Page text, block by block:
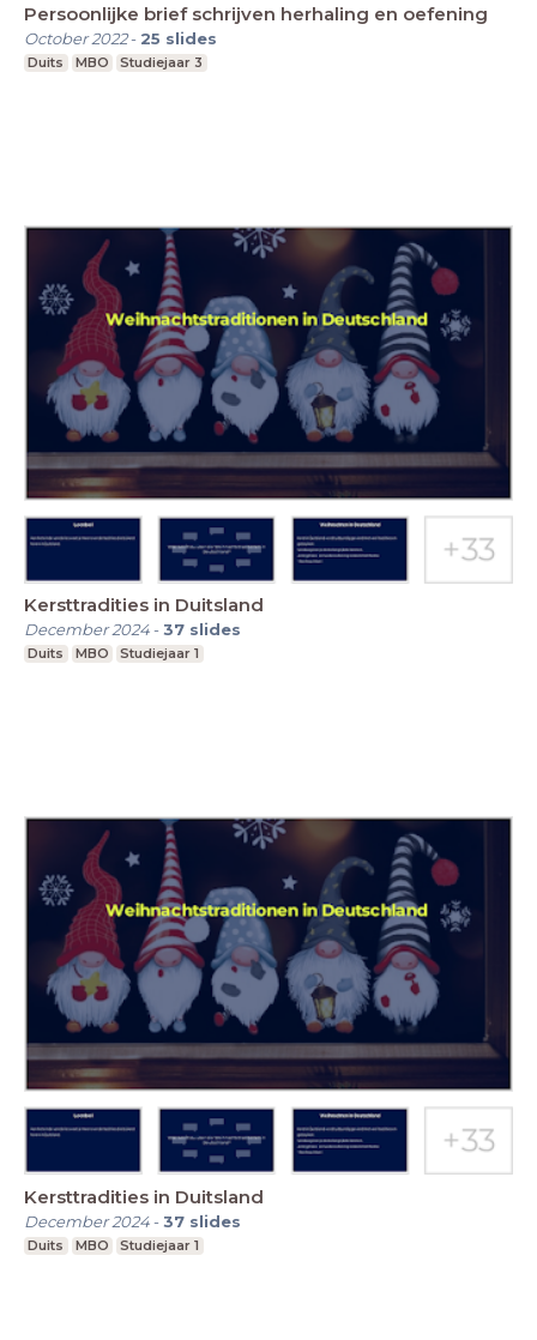
Persoonlijke brief schrijven herhaling en oefening
October 2022- 25 slides
Duits MBO Studiejaar 3
Kersttradities in Duitsland
December 2024-37 slides
Duits MBO Studiejaar 1
Kersttradities in Duitsland
December 2024-37 slides
Duits MBO Studiejaar 1